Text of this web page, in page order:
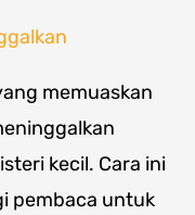
memuaskan
kecil. Cara ini
pembaca untuk